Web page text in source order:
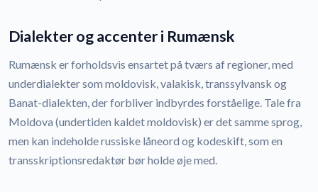
Dialekter og accenter i Rumænsk
Rumænsk er forholdsvis ensartet på tværs af regioner, med
underdialekter som moldovisk, valakisk, transsylvansk og
Banat-dialekten, der forbliver indbyrdes forståelige. Tale fra
Moldova (undertiden kaldet moldovisk) er det samme sprog,
men kan indeholde russiske låneord og kodeskift, som en
transskriptionsredaktør bør holde øje med.